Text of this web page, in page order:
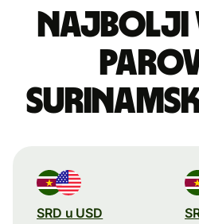
Najbolji
SRD u USD